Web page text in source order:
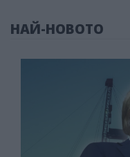
НАЙ-НОВОТО